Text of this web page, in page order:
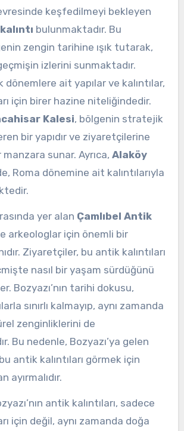
keşfedilmeyi bekleyen
bulunmaktadır. Bu
zengin tarihine ışık tutarak,
izlerini sunmaktadır.
dönemlere ait yapılar ve kalıntılar,
için birer hazine niteliğindedir.
Kalesi, bölgenin stratejik
bir yapıdır ve ziyaretçilerine
sunar. Ayrıca, Alaköy
Roma dönemine ait kalıntılarıyla
yer alan Çamlıbel Antik
arkeologlar için önemli bir
Ziyaretçiler, bu antik kalıntıları
nasıl bir yaşam sürdüğünü
Bozyazı’nın tarihi dokusu,
sınırlı kalmayıp, aynı zamanda
zenginliklerini de
Bu nedenle, Bozyazı’ya gelen
antik kalıntıları görmek için
ayırmalıdır.
antik kalıntıları, sadece
için değil, aynı zamanda doğa